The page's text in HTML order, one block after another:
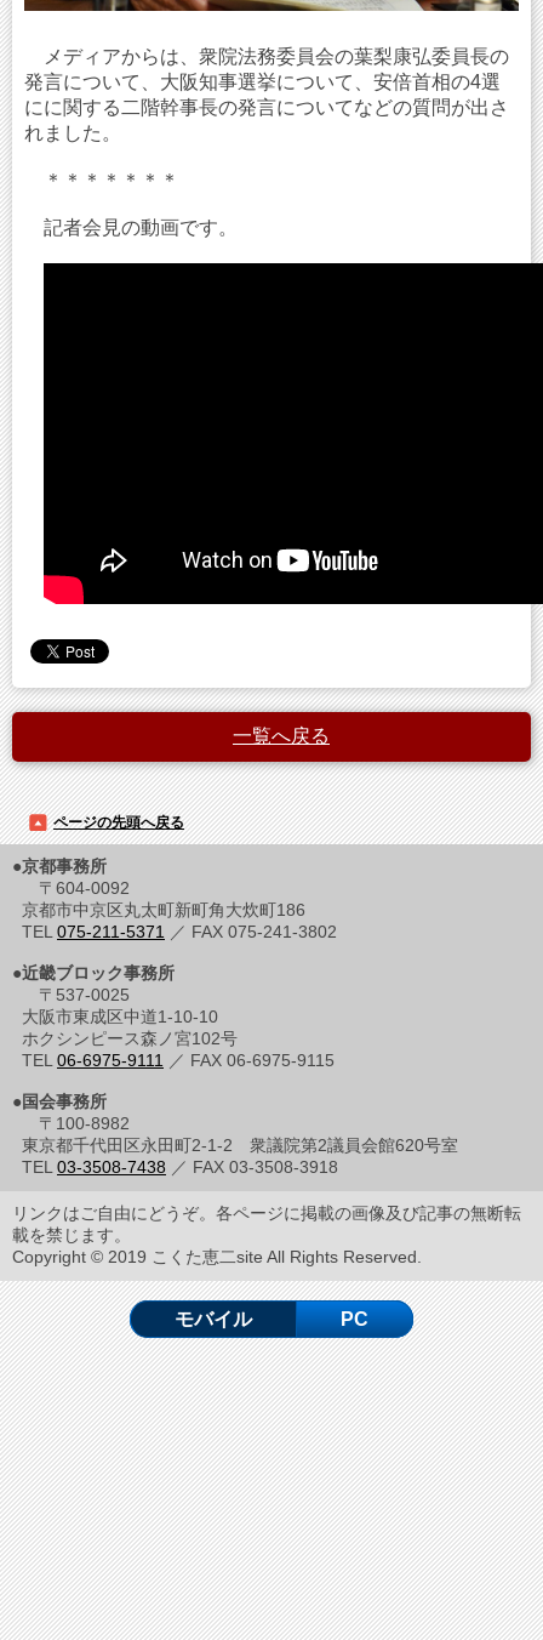
メディアからは、衆院法務委員会の葉梨康弘委員長の
発言について、大阪知事選挙について、安倍首相の4選
にに関する二階幹事長の発言についてなどの質問が出さ
れました。
＊＊＊＊＊＊＊
記者会見の動画です。
一覧へ戻る
ページの先頭へ戻る
●京都事務所
〒604-0092
京都市中京区丸太町新町角大炊町186
TEL 075-211-5371 ／ FAX 075-241-3802
●近畿ブロック事務所
〒537-0025
大阪市東成区中道1-10-10
ホクシンピース森ノ宮102号
TEL 06-6975-9111 ／ FAX 06-6975-9115
●国会事務所
〒100-8982
東京都千代田区永田町2-1-2 衆議院第2議員会館620号室
TEL 03-3508-7438 ／ FAX 03-3508-3918
リンクはご自由にどうぞ。各ページに掲載の画像及び記事の無断転
載を禁じます。
Copyright © 2019 こくた恵二site All Rights Reserved.
モバイル PC